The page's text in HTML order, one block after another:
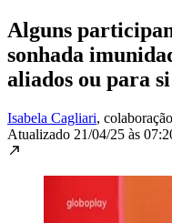
Alguns
sonhada
aliados ou para si
Isabela Cagliari,
Atualizado 21/04/25 às